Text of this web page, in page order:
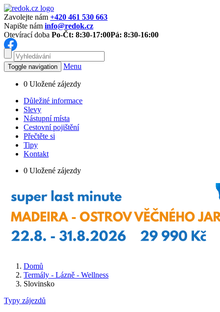
Zavolejte nám +420 461 530 663
Napište nám info@redok.cz
Otevírací doba Po-Čt: 8:30-17:00Pá: 8:30-16:00
Toggle navigation Menu
0 Uložené zájezdy
Důležité informace
Slevy
Nástupní místa
Cestovní pojištění
Přečtěte si
Tipy
Kontakt
0 Uložené zájezdy
Domů
Termály - Lázně - Wellness
Slovinsko
Typy zájezdů